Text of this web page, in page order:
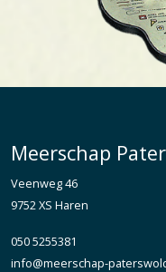
Meerschap
Veenweg 46
9752 XS Haren
050 5255381
info@meerschap-